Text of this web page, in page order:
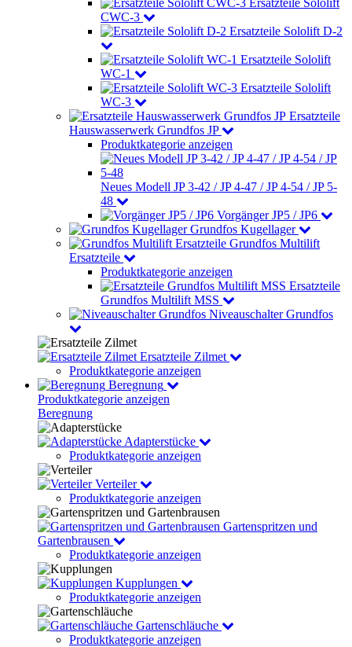
Ersatzteile Sololift
CWC-3
Ersatzteile Sololift D-2
Ersatzteile Sololift
WC-1
Ersatzteile Sololift
WC-3
Ersatzteile
Hauswasserwerk Grundfos JP
Produktkategorie anzeigen
Neues Modell JP 3-42 / JP 4-47 / JP 4-54 / JP 5-
48
Vorgänger JP5 / JP6
Grundfos Kugellager
Grundfos Multilift
Ersatzteile
Produktkategorie anzeigen
Ersatzteile
Grundfos Multilift MSS
Niveauschalter Grundfos
Ersatzteile Zilmet
Produktkategorie anzeigen
Beregnung
Produktkategorie anzeigen
Beregnung
Adapterstücke
Produktkategorie anzeigen
Verteiler
Produktkategorie anzeigen
Gartenspritzen und
Gartenbrausen
Produktkategorie anzeigen
Kupplungen
Produktkategorie anzeigen
Gartenschläuche
Produktkategorie anzeigen